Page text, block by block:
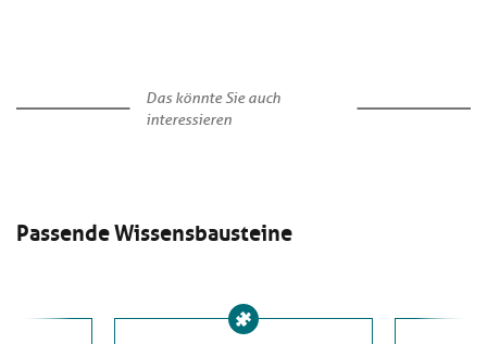
Das könnte Sie auch
interessieren
Passende Wissensbausteine